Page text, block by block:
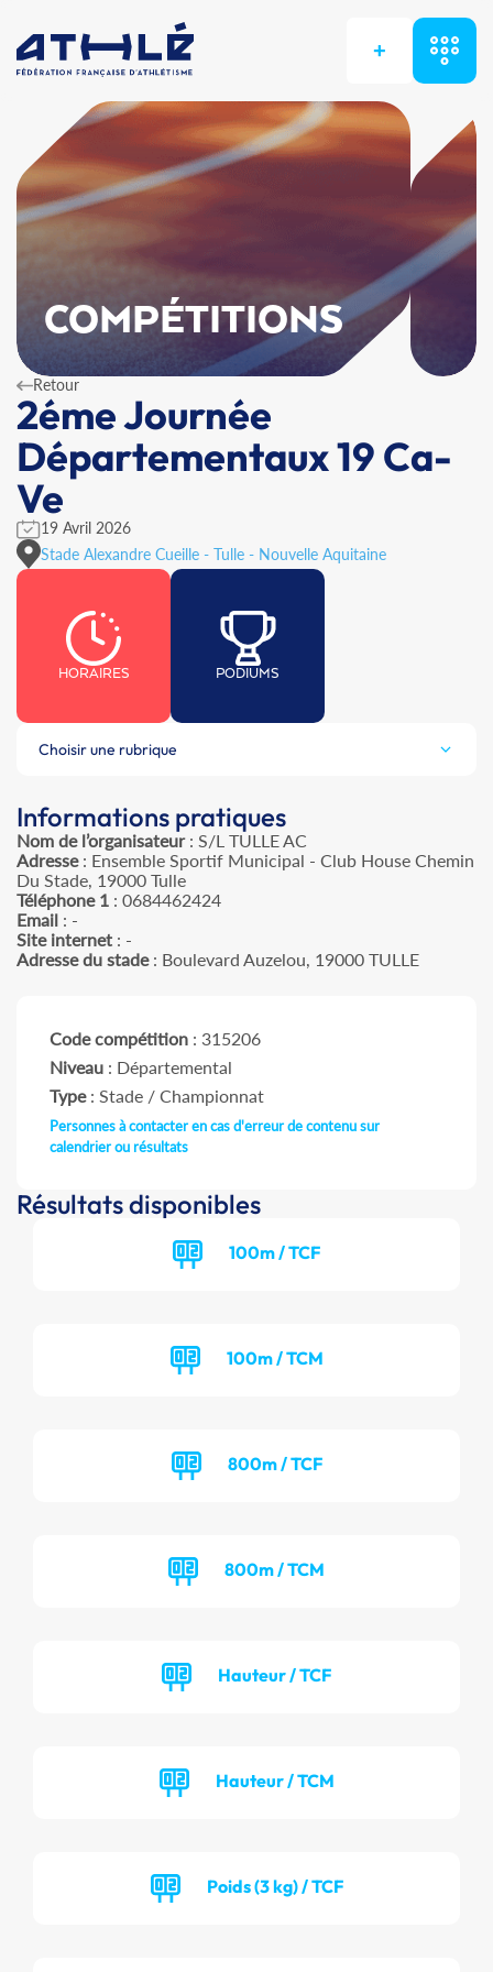
+
COMPÉTITIONS
Retour
2éme Journée
Départementaux 19 Ca-
Ve
19 Avril 2026
Stade Alexandre Cueille - Tulle - Nouvelle Aquitaine
HORAIRES PODIUMS
Choisir une rubrique
Informations pratiques
Nom de l’organisateur: S/L TULLE AC
Adresse: Ensemble Sportif Municipal - Club House Chemin
Du Stade, 19000 Tulle
Téléphone 1 : 0684462424
Email : -
Site internet : -
Adresse du stade: Boulevard Auzelou, 19000 TULLE
Code compétition : 315206
Niveau : Départemental
Type: Stade / Championnat
Personnes à contacter en cas d'erreur de contenu sur
calendrier ou résultats
Résultats disponibles
100m / TCF
100m / TCM
800m / TCF
800m / TCM
Hauteur / TCF
Hauteur / TCM
Poids (3 kg) / TCF